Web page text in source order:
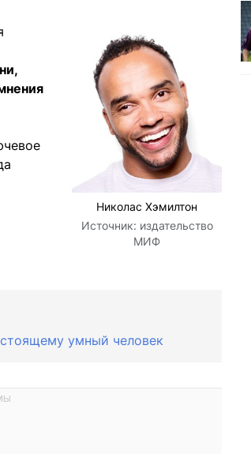
Николас Хэмилтон
Источник: издательство
МИФ
умный человек